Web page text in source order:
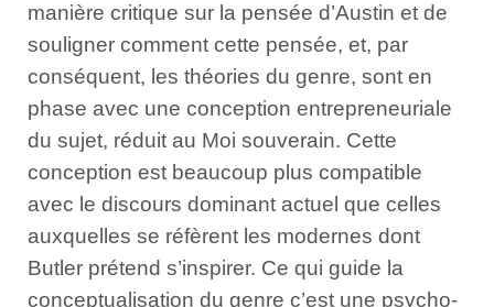
manière critique sur la pensée d’Austin et de
souligner comment cette pensée, et, par
conséquent, les théories du genre, sont en
phase avec une conception entrepreneuriale
du sujet, réduit au Moi souverain. Cette
conception est beaucoup plus compatible
avec le discours dominant actuel que celles
auxquelles se réfèrent les modernes dont
Butler prétend s’inspirer. Ce qui guide la
conceptualisation du genre c’est une psycho-